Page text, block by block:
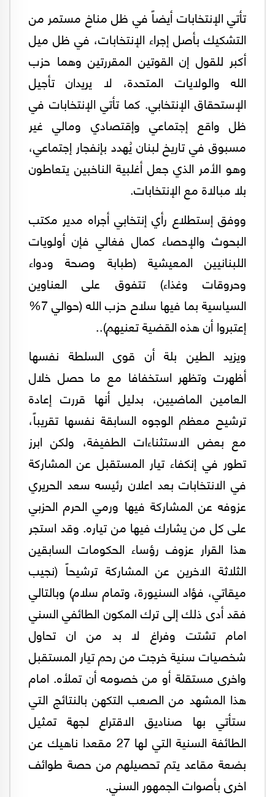
تأتي الإنتخابات أيضاً في ظل مناخ مستمر من
التشكيك بأصل إجراء الإنتخابات، في ظل ميل
أكبر للقول إن القوتين المقررتين وهما حزب
الله والولايات المتحدة، لا يريدان تأجيل
الإستحقاق الإنتخابي. كما تأتي الإنتخابات في
ظل واقع إجتماعي وإقتصادي ومالي غير
مسبوق في تاريخ لبنان يُهدد بإنفجار إجتماعي،
وهو الأمر الذي جعل أغلبية الناخبين يتعاطون
بلا مبالاة مع الإنتخابات.
ووفق إستطلاع رأي إنتخابي أجراه مدير مكتب
البحوث والإحصاء كمال فغالي فإن أولويات
اللبنانيين المعيشية (طبابة وصحة ودواء
وحروقات وغذاء) تتفوق على العناوين
السياسية بما فيها سلاح حزب الله (حوالي 7%
إعتبروا أن هذه القضية تعنيهم)..
ويزيد الطين بلة أن قوى السلطة نفسها
أظهرت وتظهر استخفافا مع ما حصل خلال
العامين الماضيين، بدليل أنها قررت إعادة
ترشيح معظم الوجوه السابقة نفسها تقريباً،
مع بعض الاستثناءات الطفيفة، ولكن ابرز
تطور في إنكفاء تيار المستقبل عن المشاركة
في الانتخابات بعد اعلان رئيسه سعد الحريري
عزوفه عن المشاركة فيها ورمي الحرم الحزبي
على كل من يشارك فيها من تياره. وقد استجر
هذا القرار عزوف رؤساء الحكومات السابقين
الثلاثة الاخرين عن المشاركة ترشيحاً (نجيب
ميقاتي، فؤاد السنيورة، وتمام سلام) وبالتالي
فقد أدى ذلك إلى ترك المكون الطائفي السني
امام تشتت وفراغ لا بد من ان تحاول
شخصيات سنية خرجت من رحم تيار المستقبل
واخرى مستقلة أو من خصومه أن تملأه. امام
هذا المشهد من الصعب التكهن بالنتائج التي
ستأتي بها صناديق الاقتراع لجهة تمثيل
الطائفة السنية التي لها 27 مقعدا ناهيك عن
بضعة مقاعد يتم تحصيلهم من حصة طوائف
اخرى بأصوات الجمهور السني.